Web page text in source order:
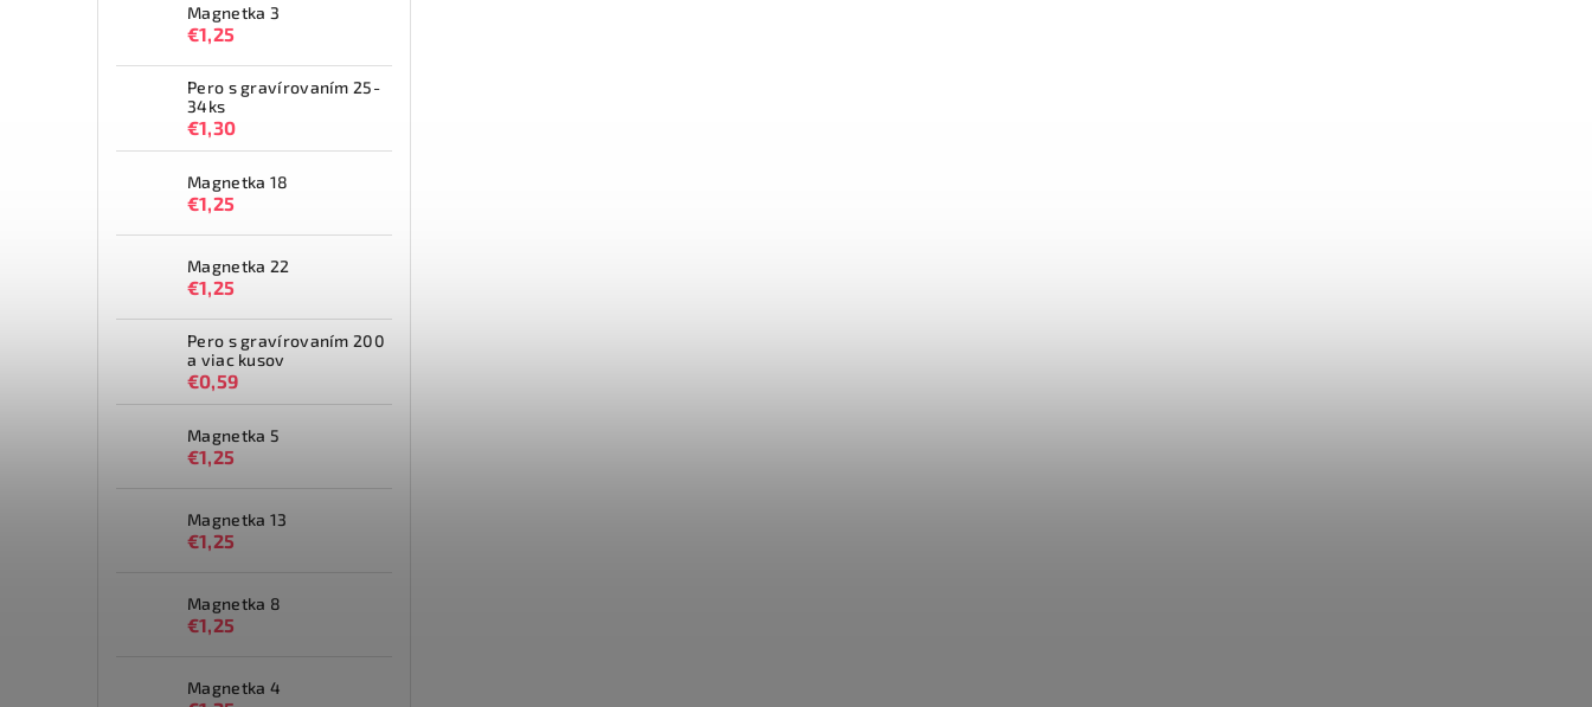
Magnetka 3
€1,25
Pero s gravírovaním 25-
34ks
€1,30
Magnetka 18
€1,25
Magnetka 22
€1,25
Pero s gravírovaním 200
a viac kusov
€0,59
Magnetka 5
€1,25
Magnetka 13
€1,25
Magnetka 8
€1,25
Magnetka 4